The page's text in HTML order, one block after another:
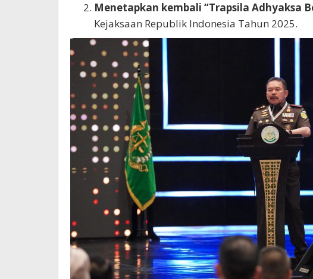
Menetapkan kembali “Trapsila Adhyaksa
Kejaksaan Republik Indonesia Tahun 2025.